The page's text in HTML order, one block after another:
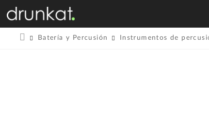
Batería y Percusión Instrumentos de